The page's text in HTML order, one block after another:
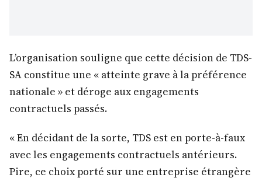
L’organisation souligne que cette décision de TDS-
SA constitue une « atteinte grave à la préférence
nationale » et déroge aux engagements
contractuels passés.
« En décidant de la sorte, TDS est en porte-à-faux
avec les engagements contractuels antérieurs.
Pire, ce choix porté sur une entreprise étrangère